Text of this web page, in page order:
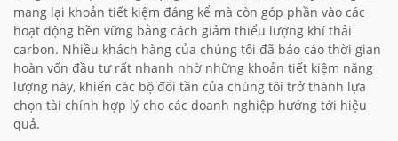
mang lại khoản tiết kiệm đáng kể mà còn góp phần vào các
hoạt động bền vững bằng cách giảm thiểu lượng khí thải
carbon. Nhiều khách hàng của chúng tôi đã báo cáo thời gian
hoàn vốn đầu tư rất nhanh nhờ những khoản tiết kiệm năng
lượng này, khiến các bộ đổi tần của chúng tôi trở thành lựa
chọn tài chính hợp lý cho các doanh nghiệp hướng tới hiệu
quả.